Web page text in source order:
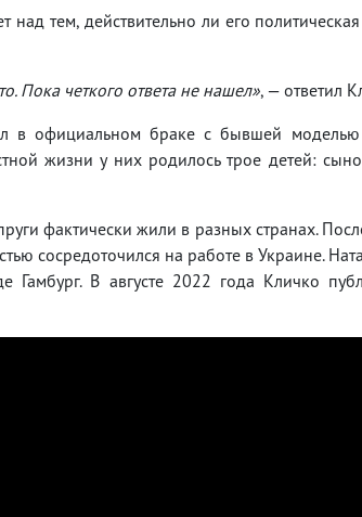
тем, действительно ли его
Пока четкого ответа не нашел», — ответил
в официальном браке с бывшей
жизни у них родилось трое детей:
фактически жили в разных странах.
сосредоточился на работе в Украине.
Гамбург. В августе 2022 года Кличко